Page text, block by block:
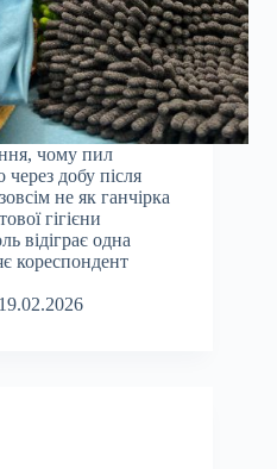
чому пил
через добу після
не як ганчірка
гігієни
відіграє одна
кореспондент
19.02.2026